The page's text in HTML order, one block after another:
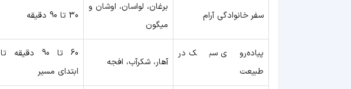
سفر خانوادگی آرام
برغان، لواسان، اوشان و
میگون
30 تا 90 دقیقه
پیاده‌روی سبک در
طبیعت
آهار، شکرآب، افجه
60 تا 90 دقیقه تا
ابتدای مسیر